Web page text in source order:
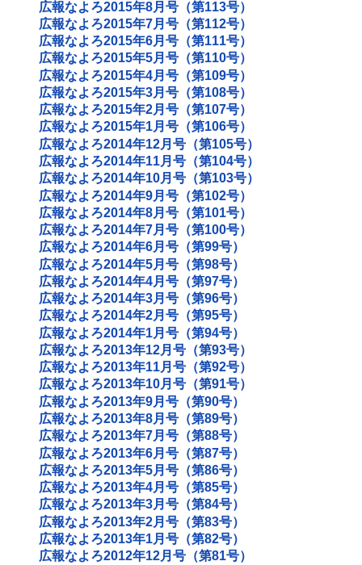
広報なよろ2015年8月号（第113号）
広報なよろ2015年7月号（第112号）
広報なよろ2015年6月号（第111号）
広報なよろ2015年5月号（第110号）
広報なよろ2015年4月号（第109号）
広報なよろ2015年3月号（第108号）
広報なよろ2015年2月号（第107号）
広報なよろ2015年1月号（第106号）
広報なよろ2014年12月号（第105号）
広報なよろ2014年11月号（第104号）
広報なよろ2014年10月号（第103号）
広報なよろ2014年9月号（第102号）
広報なよろ2014年8月号（第101号）
広報なよろ2014年7月号（第100号）
広報なよろ2014年6月号（第99号）
広報なよろ2014年5月号（第98号）
広報なよろ2014年4月号（第97号）
広報なよろ2014年3月号（第96号）
広報なよろ2014年2月号（第95号）
広報なよろ2014年1月号（第94号）
広報なよろ2013年12月号（第93号）
広報なよろ2013年11月号（第92号）
広報なよろ2013年10月号（第91号）
広報なよろ2013年9月号（第90号）
広報なよろ2013年8月号（第89号）
広報なよろ2013年7月号（第88号）
広報なよろ2013年6月号（第87号）
広報なよろ2013年5月号（第86号）
広報なよろ2013年4月号（第85号）
広報なよろ2013年3月号（第84号）
広報なよろ2013年2月号（第83号）
広報なよろ2013年1月号（第82号）
広報なよろ2012年12月号（第81号）